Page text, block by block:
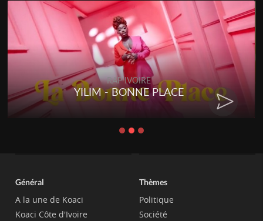
RAP IVOIRE
RENARD BARAKISSA - DOS DE
CHAT
Général
A la une de Koaci
Koaci Côte d'Ivoire
Thèmes
Politique
Société